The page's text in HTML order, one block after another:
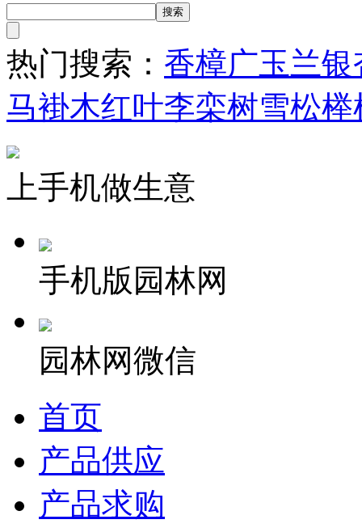
热门搜索： 香樟广玉兰银
马褂木红叶李栾树雪松榉
上手机做生意
手机版园林网
园林网微信
首页
产品供应
产品求购